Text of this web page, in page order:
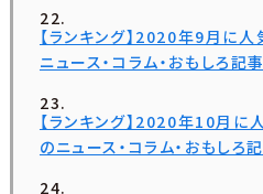
【ランキング】2020年9月に
ニュース・コラム・おもしろ記事
【ランキング】2020年10月に
のニュース・コラム・おもしろ